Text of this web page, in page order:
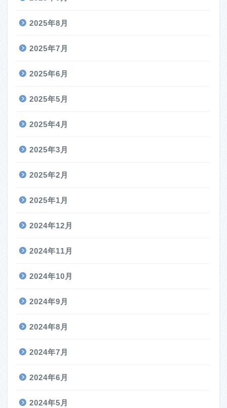
2025年8月
2025年7月
2025年6月
2025年5月
2025年4月
2025年3月
2025年2月
2025年1月
2024年12月
2024年11月
2024年10月
2024年9月
2024年8月
2024年7月
2024年6月
2024年5月